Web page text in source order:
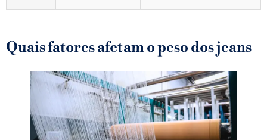
Quais fatores afetam o peso dos jeans